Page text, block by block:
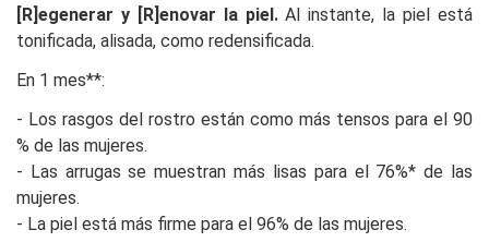
[R]egenerar y [R]enovar la piel.Al instante, la piel está
tonificada, alisada, como redensificada.
En 1 mes**:
- Los rasgos del rostro están como más tensos para el 90
% de las mujeres.
- Las arrugas se muestran más lisas para el 76%* de las
mujeres.
- La piel está más firme para el 96% de las mujeres.